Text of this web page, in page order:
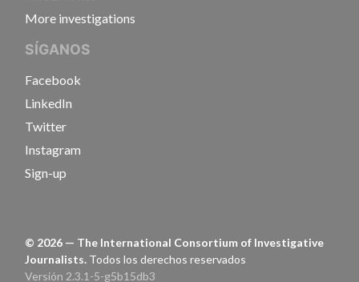
More investigations
SÍGANOS
Facebook
LinkedIn
Twitter
Instagram
Sign-up
© 2026 — The International Consortium of Investigative
Journalists. Todos los derechos reservados
Versión 2.3.1-5-g5b15db3